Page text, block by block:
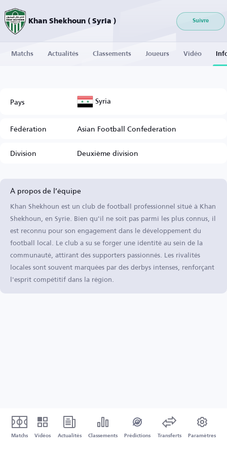
Khan Shekhoun ( Syria ) Suivre
Matchs Actualités Classements Joueurs Vidéo
Pays Syria
Fédération
Asian Football Confederation
Division
Deuxième division
À propos de l’équipe
Khan Shekhoun est un club de football professionnel situé à Khan
Shekhoun, en Syrie. Bien qu'il ne soit pas parmi les plus connus, il
est reconnu pour son engagement dans le développement du
football local. Le club a su se forger une identité au sein de la
communauté, attirant des supporters passionnés. Les rivalités
locales sont souvent marquées par des derbys intenses, renforçant
l'esprit compétitif dans la région.
Matchs Vidéos Actualités Classements Prédictions Transferts Paramètres